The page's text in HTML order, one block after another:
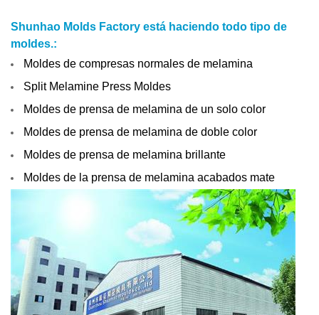
Shunhao Molds Factory está haciendo todo tipo de
moldes.:
Moldes de compresas normales de melamina
Split Melamine Press Moldes
Moldes de prensa de melamina de un solo color
Moldes de prensa de melamina de doble color
Moldes de prensa de melamina brillante
Moldes de la prensa de melamina acabados mate